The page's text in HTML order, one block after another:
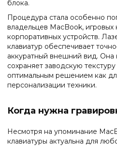
блока.
Процедура стала особенно
владельцев MacBook, игровых
корпоративных устройств.
клавиатур обеспечивает
аккуратный внешний вид. Она
сохраняет заводскую
оптимальным решением как
персонализации техники.
Когда нужна
Несмотря на упоминание
клавиатуры актуальна для